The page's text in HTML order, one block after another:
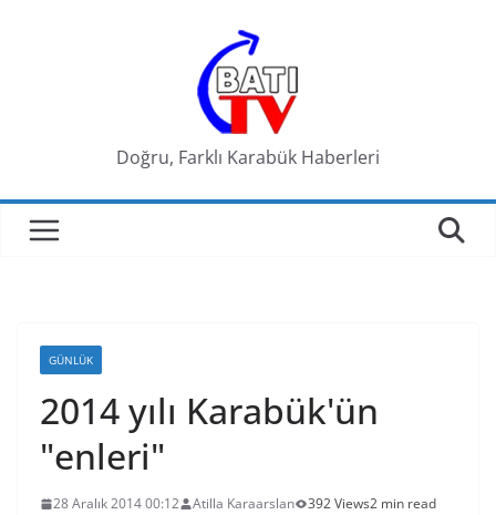
Doğru, Farklı Karabük Haberleri
GÜNLÜK
2014 yılı Karabük'ün
"enleri"
28 Aralık 2014 00:12 Atilla Karaarslan 392 Views2 min read